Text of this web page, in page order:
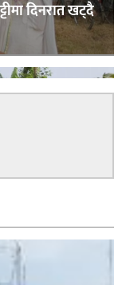
दिनरात खट्दै